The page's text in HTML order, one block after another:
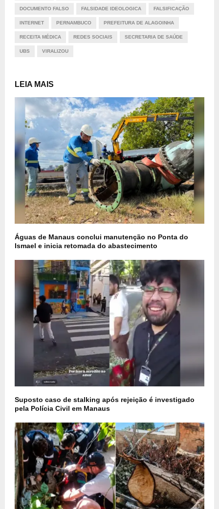
DOCUMENTO FALSO FALSIDADE IDEOLOGICA FALSIFICAÇÃO
INTERNET PERNAMBUCO PREFEITURA DE ALAGOINHA
RECEITA MÉDICA REDES SOCIAIS SECRETARIA DE SAÚDE
UBS VIRALIZOU
LEIA MAIS
Águas de Manaus conclui manutenção no Ponta do
Ismael e inicia retomada do abastecimento
Suposto caso de stalking após rejeição é investigado
pela Polícia Civil em Manaus